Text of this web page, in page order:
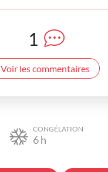
1
Voir les commentaires
CONGÉLATION
6h